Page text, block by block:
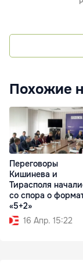
Похожие
Переговоры
Кишинева и
Тирасполя
со спора о
«5+2»
16 Апр. 15:22